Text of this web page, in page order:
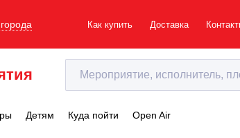
Как купить Доставка
Детям Куда пойти Open Air